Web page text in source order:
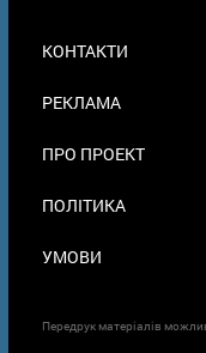
В
КОНТАКТИ
РЕКЛАМА
ПРО ПРОЕКТ
ПОЛІТИКА
УМОВИ
Передрук матеріалів